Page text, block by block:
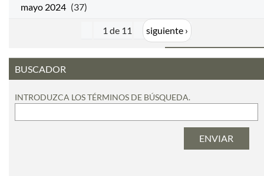
mayo 2024 (37)
1 de 11 siguiente ›
BUSCADOR
INTRODUZCA LOS TÉRMINOS DE BÚSQUEDA.